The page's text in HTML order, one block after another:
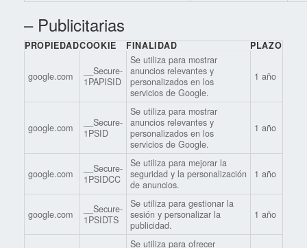
– Publicitarias
PROPIEDADCOOKIE FINALIDAD PLAZO
google.com
__Secure-
1PAPISID
Se utiliza para mostrar
anuncios relevantes y
personalizados en los
servicios de Google.
1 año
google.com
__Secure-
1PSID
Se utiliza para mostrar
anuncios relevantes y
personalizados en los
servicios de Google.
1 año
google.com
__Secure-
1PSIDCC
Se utiliza para mejorar la
seguridad y la personalización
de anuncios.
1 año
google.com
__Secure-
1PSIDTS
Se utiliza para gestionar la
sesión y personalizar la
publicidad.
1 año
Se utiliza para ofrecer